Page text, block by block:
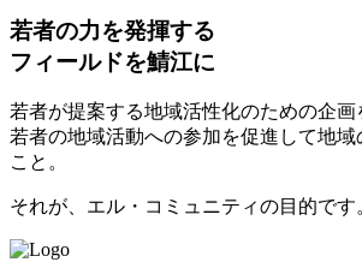
若者の力を発揮する
フィールドを鯖江に
若者が提案する地域活性化のための企画
若者の地域活動への参加を促進して地域
こと。
それが、エル・コミュニティの目的です